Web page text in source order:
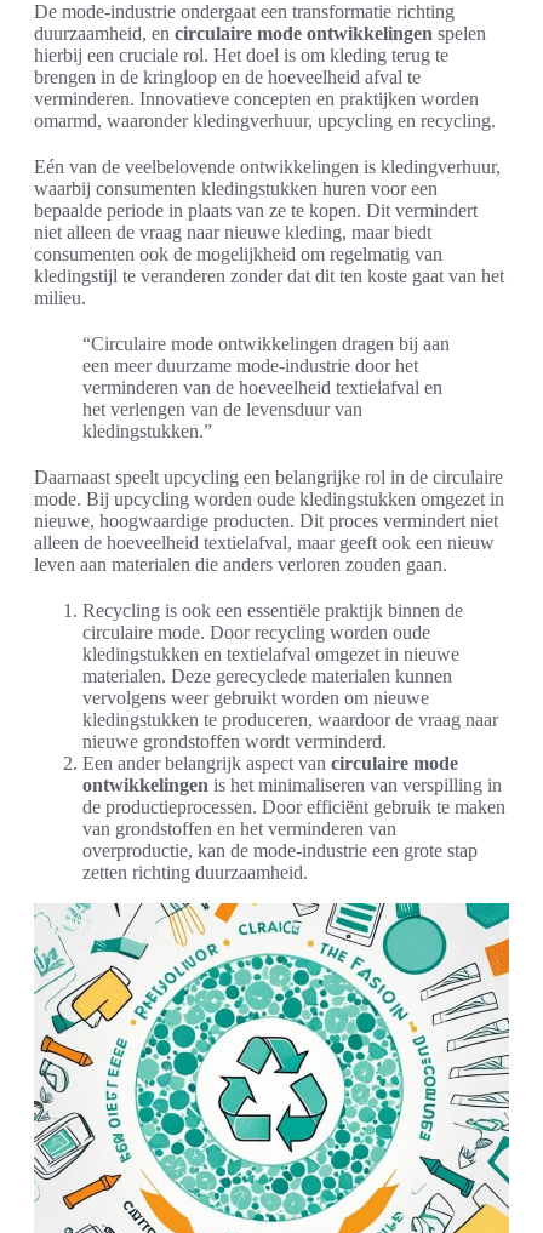
De mode-industrie ondergaat een transformatie richting
duurzaamheid, en circulaire mode ontwikkelingen spelen
hierbij een cruciale rol. Het doel is om kleding terug te
brengen in de kringloop en de hoeveelheid afval te
verminderen. Innovatieve concepten en praktijken worden
omarmd, waaronder kledingverhuur, upcycling en recycling.
Eén van de veelbelovende ontwikkelingen is kledingverhuur,
waarbij consumenten kledingstukken huren voor een
bepaalde periode in plaats van ze te kopen. Dit vermindert
niet alleen de vraag naar nieuwe kleding, maar biedt
consumenten ook de mogelijkheid om regelmatig van
kledingstijl te veranderen zonder dat dit ten koste gaat van het
milieu.
“Circulaire mode ontwikkelingen dragen bij aan
een meer duurzame mode-industrie door het
verminderen van de hoeveelheid textielafval en
het verlengen van de levensduur van
kledingstukken.”
Daarnaast speelt upcycling een belangrijke rol in de circulaire
mode. Bij upcycling worden oude kledingstukken omgezet in
nieuwe, hoogwaardige producten. Dit proces vermindert niet
alleen de hoeveelheid textielafval, maar geeft ook een nieuw
leven aan materialen die anders verloren zouden gaan.
Recycling is ook een essentiële praktijk binnen de
circulaire mode. Door recycling worden oude
kledingstukken en textielafval omgezet in nieuwe
materialen. Deze gerecyclede materialen kunnen
vervolgens weer gebruikt worden om nieuwe
kledingstukken te produceren, waardoor de vraag naar
nieuwe grondstoffen wordt verminderd.
Een ander belangrijk aspect van circulaire mode
ontwikkelingen is het minimaliseren van verspilling in
de productieprocessen. Door efficiënt gebruik te maken
van grondstoffen en het verminderen van
overproductie, kan de mode-industrie een grote stap
zetten richting duurzaamheid.